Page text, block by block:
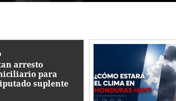
arresto
para
suplente
Hugo Romero,